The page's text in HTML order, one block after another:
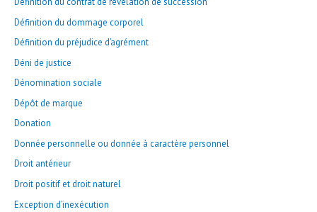
Définition du dommage corporel
Définition du préjudice d’agrément
Déni de justice
Dénomination sociale
Dépôt de marque
Donation
Donnée personnelle ou donnée à caractère personnel
Droit antérieur
Droit positif et droit naturel
Exception d’inexécution